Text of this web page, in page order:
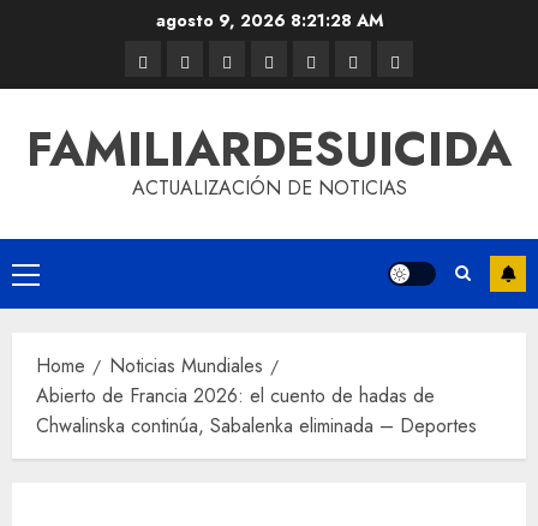
agosto 9, 2026 8:21:29 AM
FAMILIARDESUICIDA
ACTUALIZACIÓN DE NOTICIAS
Home
Noticias Mundiales
Abierto de Francia 2026: el cuento de hadas de
Chwalinska continúa, Sabalenka eliminada – Deportes